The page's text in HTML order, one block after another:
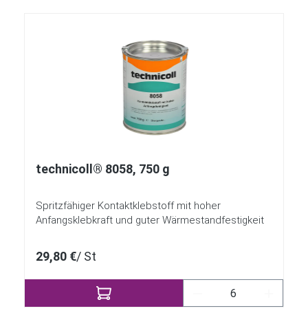
technicoll® 8058, 750 g
Spritzfähiger Kontaktklebstoff mit hoher
Anfangsklebkraft und guter Wärmestandfestigkeit
29,80 €/ St
Produkt Anzahl: